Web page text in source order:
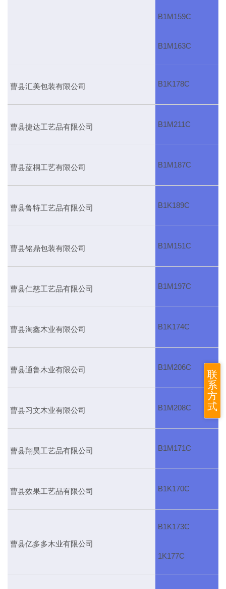
B1M159C
B1M163C
曹县汇美包装有限公司 B1K178C
曹县捷达工艺品有限公司 B1M211C
曹县蓝桐工艺有限公司 B1M187C
曹县鲁特工艺品有限公司 B1K189C
曹县铭鼎包装有限公司 B1M151C
曹县仁慈工艺品有限公司 B1M197C
曹县淘鑫木业有限公司 B1K174C
曹县通鲁木业有限公司 B1M206C
曹县习文木业有限公司 B1M208C
曹县翔昊工艺品有限公司 B1M171C
曹县效果工艺品有限公司 B1K170C
曹县亿多多木业有限公司
B1K173C
1K177C
联
系
方
式